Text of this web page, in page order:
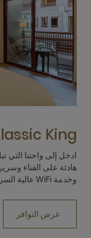
King
هادئة على الفناء
وخدمة WiFi عالية السرعة. ينتظرك الملاذ المثالي.
عرض التوافر